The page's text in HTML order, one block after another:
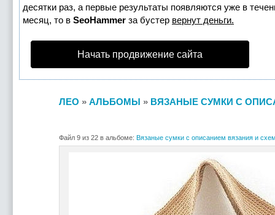
десятки раз, а первые результаты появляются уже в
месяц, то в SeoHammer за бустер вернут деньги.
Начать продвижение сайта
ЛЕО » АЛЬБОМЫ » ВЯЗАНЫЕ СУМКИ С
Файл 9 из 22 в альбоме: Вязаные сумки с описанием вязания и